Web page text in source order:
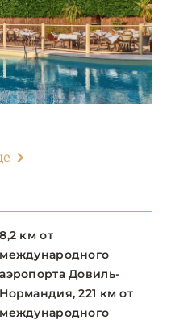
6
3
8,2 км от
международного
аэропорта Довиль-
Нормандия, 221 км от
международного